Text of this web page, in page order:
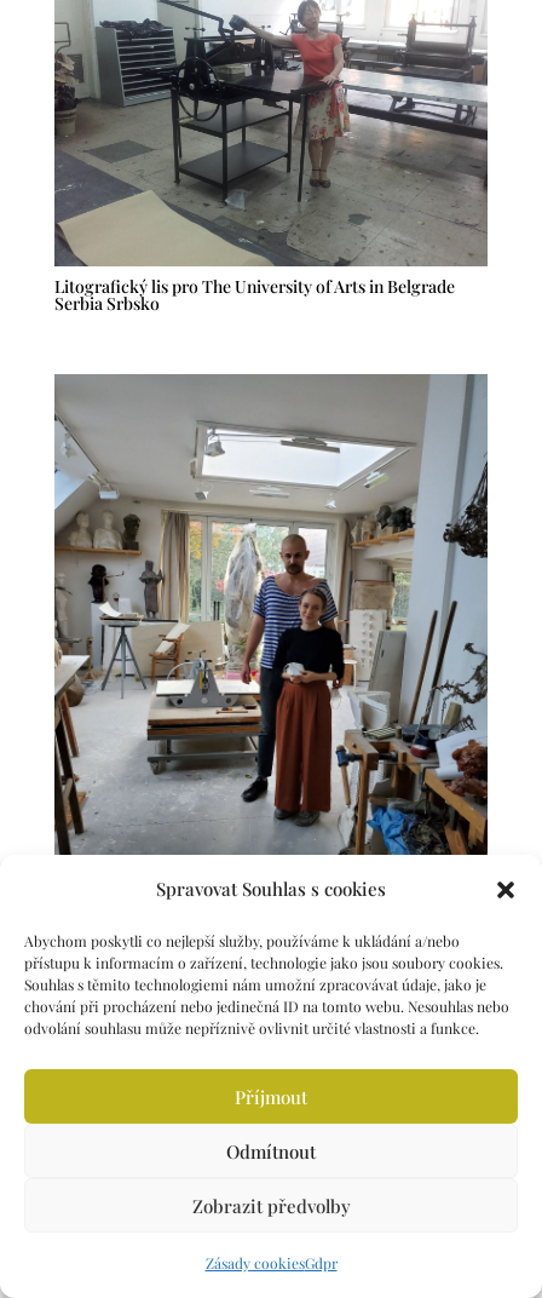
Spravovat Souhlas s cookies
Abychom poskytli co nejlepší služby, používáme k ukládání a/nebo
přístupu k informacím o zařízení, technologie jako jsou soubory cookies.
Souhlas s těmito technologiemi nám umožní zpracovávat údaje, jako je
chování při procházení nebo jedinečná ID na tomto webu. Nesouhlas nebo
odvolání souhlasu může nepříznivě ovlivnit určité vlastnosti a funkce.
Příjmout
Odmítnout
Zobrazit předvolby
Zásady cookiesGdpr
Litografický lis pro The University of Arts in Belgrade
Serbia Srbsko
manželé Vido Litoměřice